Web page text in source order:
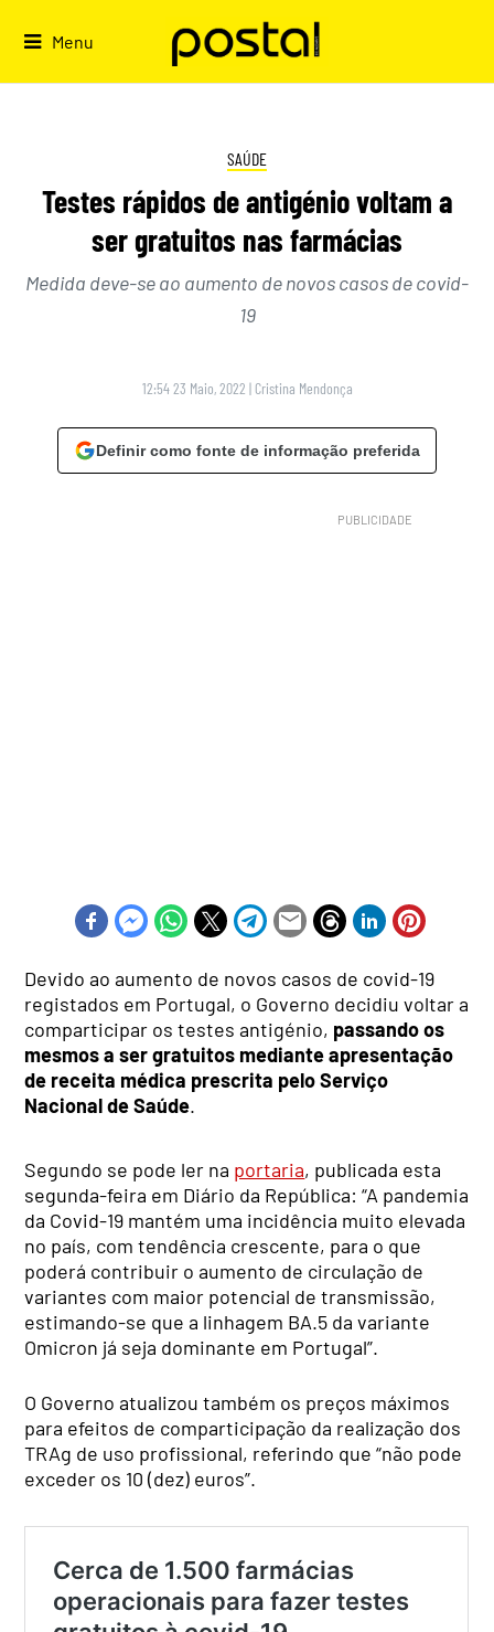
Menu
SAÚDE
Testes rápidos de antigénio voltam a
ser gratuitos nas farmácias
Medida deve-se ao aumento de novos casos de covid-
19
12:54 23 Maio, 2022 | Cristina Mendonça
Definir como fonte de informação preferida
Devido ao aumento de novos casos de covid-19
registados em Portugal, o Governo decidiu voltar a
comparticipar os testes antigénio, passando os
mesmos a ser gratuitos mediante apresentação
de receita médica prescrita pelo Serviço
Nacional de Saúde.
Segundo se pode ler na portaria, publicada esta
segunda-feira em Diário da República: “A pandemia
da Covid-19 mantém uma incidência muito elevada
no país, com tendência crescente, para o que
poderá contribuir o aumento de circulação de
variantes com maior potencial de transmissão,
estimando-se que a linhagem BA.5 da variante
Omicron já seja dominante em Portugal”.
O Governo atualizou também os preços máximos
para efeitos de comparticipação da realização dos
TRAg de uso profissional, referindo que “não pode
exceder os 10 (dez) euros”.